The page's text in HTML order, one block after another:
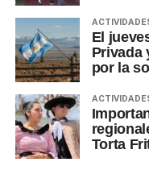
El
Privada
por la
Torta